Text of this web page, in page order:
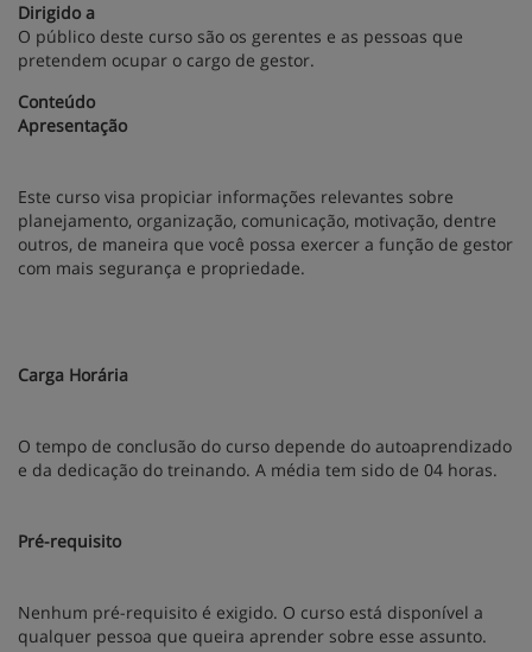
Dirigido a
O público deste curso são os gerentes e as pessoas que
pretendem ocupar o cargo de gestor.
Conteúdo
Apresentação
Este curso visa propiciar informações relevantes sobre
planejamento, organização, comunicação, motivação, dentre
outros, de maneira que você possa exercer a função de gestor
com mais segurança e propriedade.
Carga Horária
O tempo de conclusão do curso depende do autoaprendizado
e da dedicação do treinando. A média tem sido de 04 horas.
Pré-requisito
Nenhum pré-requisito é exigido. O curso está disponível a
qualquer pessoa que queira aprender sobre esse assunto.